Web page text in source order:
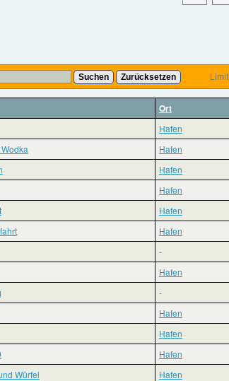
Suchen Zurücksetzen Limit
Ort
Hafen
Hafen
Hafen
Hafen
Hafen
Hafen
-
Hafen
-
Hafen
Hafen
Hafen
Würfel Hafen